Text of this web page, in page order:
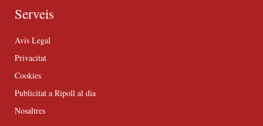
Serveis
Avís Legal
Privacitat
Cookies
Publicitat a Ripoll al dia
Nosaltres